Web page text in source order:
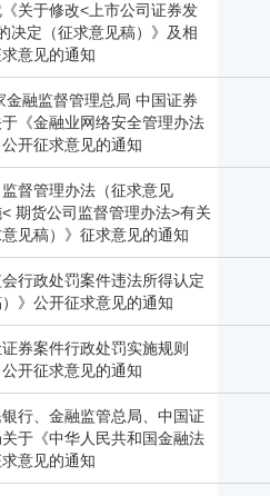
关于修改<上市公司证券发
决定（征求意见稿）》及相
意见的通知
金融监督管理总局 中国证券
《金融业网络安全管理办法
公开征求意见的通知
督管理办法（征求意见
期货公司监督管理办法>有关
见稿）》征求意见的通知
行政处罚案件违法所得认定
》公开征求意见的通知
券案件行政处罚实施规则
公开征求意见的通知
行、金融监管总局、中国证
于《中华人民共和国金融法
求意见的通知